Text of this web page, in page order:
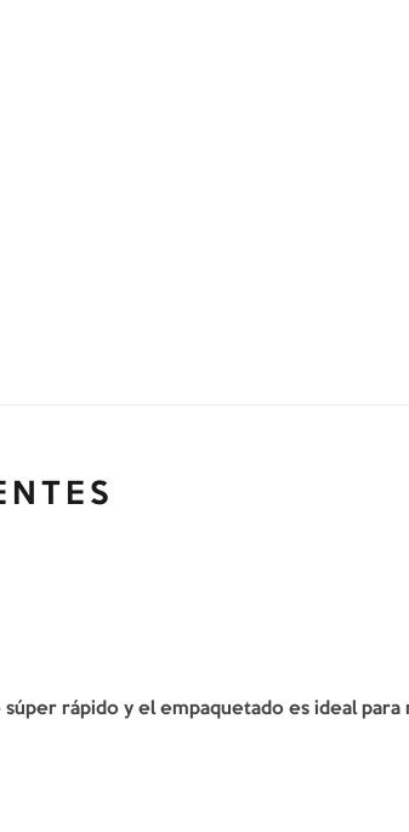
rápido y el empaquetado es ideal para